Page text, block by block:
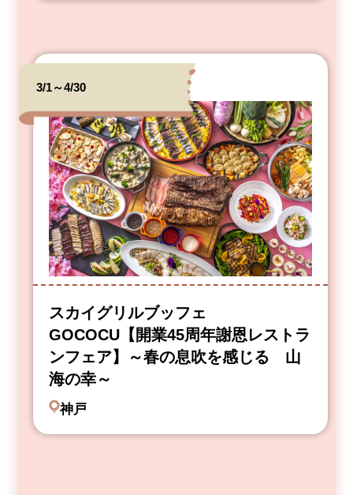
3/1～4/30
スカイグリルブッフェ
GOCOCU【開業45周年謝恩レストラ
ンフェア】～春の息吹を感じる 山
海の幸～
神戸